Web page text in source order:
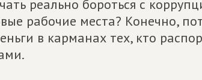
реально бороться с
рабочие места? Конечно,
в карманах тех, кто